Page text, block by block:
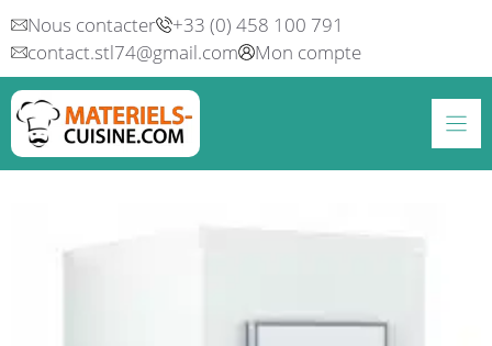
Aller
au
contenu
Nous contacter
+33 (0) 458 100 791
contact.stl74@gmail.com
Mon compte